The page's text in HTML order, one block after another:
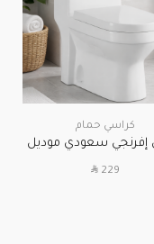
كراسي حمام
إفرنجي سعودي موديل
SAR 229